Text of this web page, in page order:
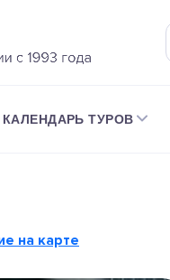
КАЛЕНДАРЬ ТУРОВ
на карте